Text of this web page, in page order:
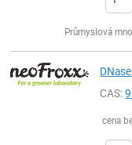
Průmyslová
CAS:
cena